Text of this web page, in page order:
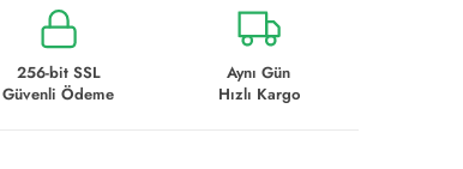
256-bit SSL
Güvenli Ödeme
Aynı Gün
Hızlı Kargo